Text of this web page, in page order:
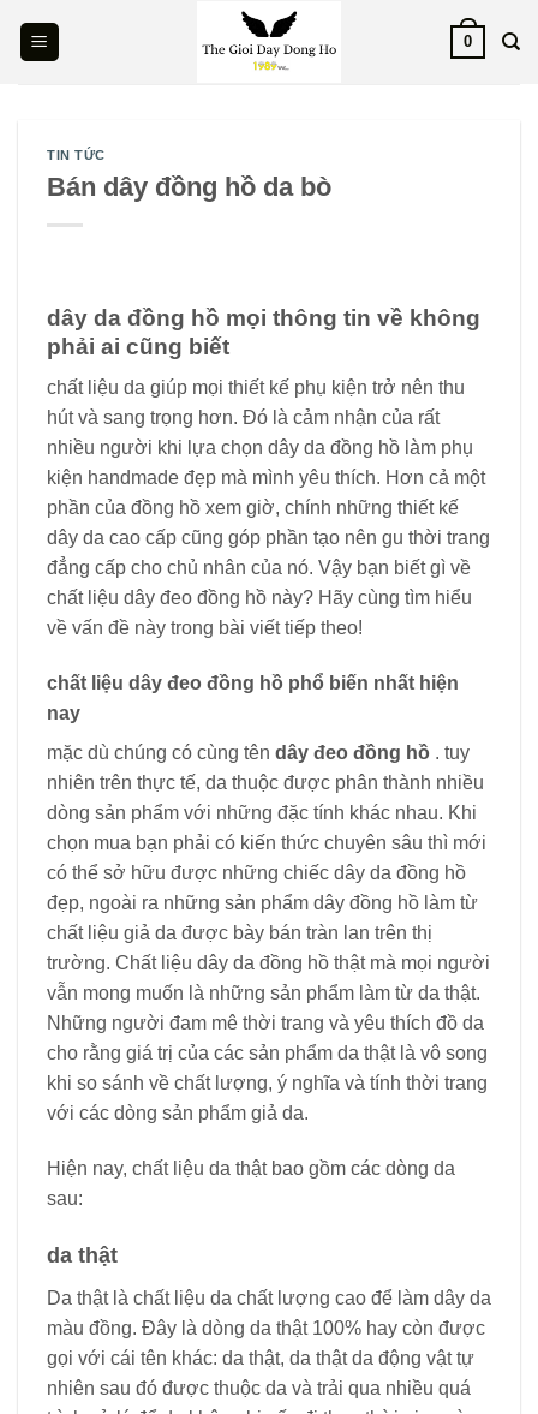
0
TIN TỨC
Bán dây đồng hồ da bò
dây da đồng hồ mọi thông tin về không
phải ai cũng biết
chất liệu da giúp mọi thiết kế phụ kiện trở nên thu
hút và sang trọng hơn. Đó là cảm nhận của rất
nhiều người khi lựa chọn dây da đồng hồ làm phụ
kiện handmade đẹp mà mình yêu thích. Hơn cả một
phần của đồng hồ xem giờ, chính những thiết kế
dây da cao cấp cũng góp phần tạo nên gu thời trang
đẳng cấp cho chủ nhân của nó. Vậy bạn biết gì về
chất liệu dây đeo đồng hồ này? Hãy cùng tìm hiểu
về vấn đề này trong bài viết tiếp theo!
chất liệu dây đeo đồng hồ phổ biến nhất hiện
nay
mặc dù chúng có cùng tên dây đeo đồng hồ . tuy
nhiên trên thực tế, da thuộc được phân thành nhiều
dòng sản phẩm với những đặc tính khác nhau. Khi
chọn mua bạn phải có kiến ​​thức chuyên sâu thì mới
có thể sở hữu được những chiếc dây da đồng hồ
đẹp, ngoài ra những sản phẩm dây đồng hồ làm từ
chất liệu giả da được bày bán tràn lan trên thị
trường. Chất liệu dây da đồng hồ thật mà mọi người
vẫn mong muốn là những sản phẩm làm từ da thật.
Những người đam mê thời trang và yêu thích đồ da
cho rằng giá trị của các sản phẩm da thật là vô song
khi so sánh về chất lượng, ý nghĩa và tính thời trang
với các dòng sản phẩm giả da.
Hiện nay, chất liệu da thật bao gồm các dòng da
sau:
da thật
Da thật là chất liệu da chất lượng cao để làm dây da
màu đồng. Đây là dòng da thật 100% hay còn được
gọi với cái tên khác: da thật, da thật da động vật tự
nhiên sau đó được thuộc da và trải qua nhiều quá